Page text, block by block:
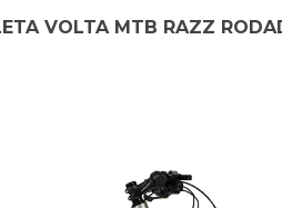
VOLTA MTB RAZZ